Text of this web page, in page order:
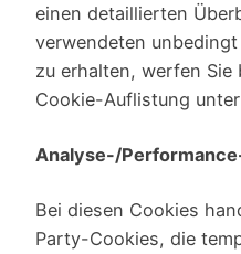
einen detaillierten
verwendeten
zu erhalten, werfen
Cookie-Auflistung unter
Analyse-/
Bei diesen Cookies
Party-Cookies, die